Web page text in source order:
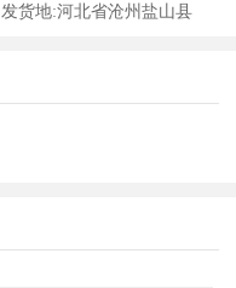
发货地:河北省沧州盐山县